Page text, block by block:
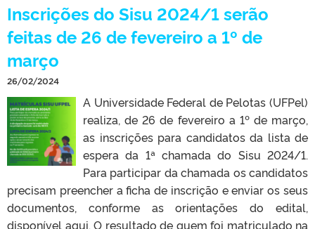
Inscrições do Sisu 2024/1 serão
feitas de 26 de fevereiro a 1º de
março
26/02/2024
A Universidade Federal de Pelotas (UFPel)
realiza, de 26 de fevereiro a 1º de março,
as inscrições para candidatos da lista de
espera da 1ª chamada do Sisu 2024/1.
Para participar da chamada os candidatos
precisam preencher a ficha de inscrição e enviar os seus
documentos, conforme as orientações do edital,
disponível aqui. O resultado de quem foi matriculado na